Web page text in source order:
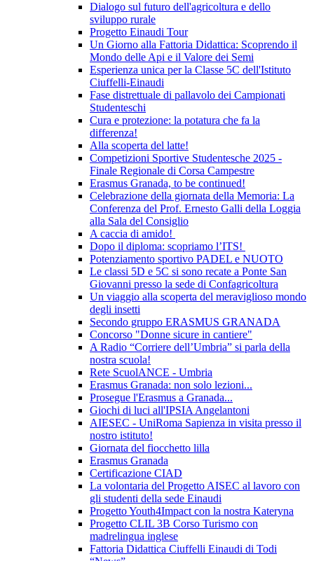
Dialogo sul futuro dell'agricoltura e dello
sviluppo rurale
Progetto Einaudi Tour
Un Giorno alla Fattoria Didattica: Scoprendo il
Mondo delle Api e il Valore dei Semi
Esperienza unica per la Classe 5C dell'Istituto
Ciuffelli-Einaudi
Fase distrettuale di pallavolo dei Campionati
Studenteschi
Cura e protezione: la potatura che fa la
differenza!
Alla scoperta del latte!
Competizioni Sportive Studentesche 2025 -
Finale Regionale di Corsa Campestre
Erasmus Granada, to be continued!
Celebrazione della giornata della Memoria: La
Conferenza del Prof. Ernesto Galli della Loggia
alla Sala del Consiglio
A caccia di amido!
Dopo il diploma: scopriamo l’ITS!
Potenziamento sportivo PADEL e NUOTO
Le classi 5D e 5C si sono recate a Ponte San
Giovanni presso la sede di Confagricoltura
Un viaggio alla scoperta del meraviglioso mondo
degli insetti
Secondo gruppo ERASMUS GRANADA
Concorso "Donne sicure in cantiere"
A Radio “Corriere dell’Umbria” si parla della
nostra scuola!
Rete ScuolANCE - Umbria
Erasmus Granada: non solo lezioni...
Prosegue l'Erasmus a Granada...
Giochi di luci all'IPSIA Angelantoni
AIESEC - UniRoma Sapienza in visita presso il
nostro istituto!
Giornata del fiocchetto lilla
Erasmus Granada
Certificazione CIAD
La volontaria del Progetto AISEC al lavoro con
gli studenti della sede Einaudi
Progetto Youth4Impact con la nostra Kateryna
Progetto CLIL 3B Corso Turismo con
madrelingua inglese
Fattoria Didattica Ciuffelli Einaudi di Todi